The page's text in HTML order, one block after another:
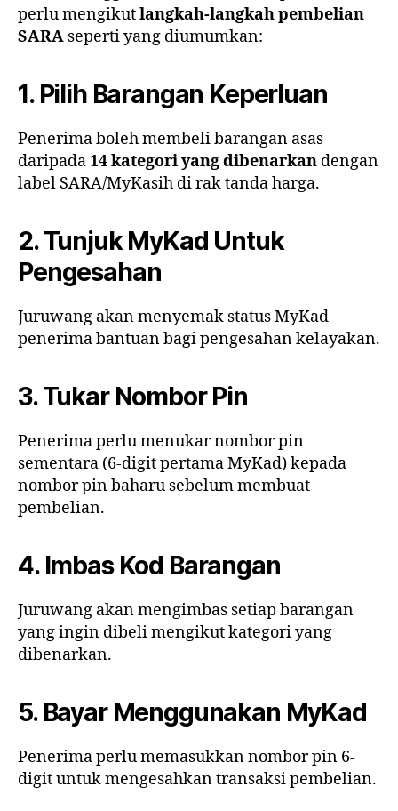
perlu mengikutlangkah-langkah pembelian
SARA seperti yang diumumkan:
1. Pilih Barangan Keperluan
Penerima boleh membeli barangan asas
daripada14 kategori yang dibenarkan dengan
label SARA/MyKasih di rak tanda harga.
2. Tunjuk MyKad Untuk
Pengesahan
Juruwang akan menyemak status MyKad
penerima bantuan bagi pengesahan kelayakan.
3. Tukar Nombor Pin
Penerima perlu menukar nombor pin
sementara (6-digit pertama MyKad) kepada
nombor pin baharu sebelum membuat
pembelian.
4. Imbas Kod Barangan
Juruwang akan mengimbas setiap barangan
yang ingin dibeli mengikut kategori yang
dibenarkan.
5. Bayar Menggunakan MyKad
Penerima perlu memasukkan nombor pin 6-
digit untuk mengesahkan transaksi pembelian.